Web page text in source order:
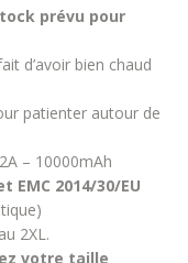
prévu pour
d’avoir bien chaud
patienter autour de
– 10000mAh
EMC 2014/30/EU
2XL.
votre taille